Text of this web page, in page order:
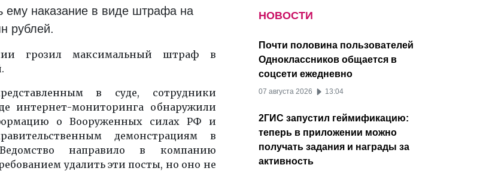
ему наказание в виде штрафа на
рублей.
грозил максимальный штраф в
в суде, сотрудники
интернет-мониторинга обнаружили
о Вооруженных силах РФ и
демонстрациям в
Ведомство направило в компанию
удалить эти посты, но оно не
НОВОСТИ
Почти половина пользователей
Одноклассников общается в
соцсети ежедневно
07 августа 2026 13:04
2ГИС запустил геймификацию:
теперь в приложении можно
получать задания и награды за
активность